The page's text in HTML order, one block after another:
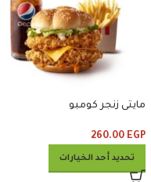
مايتى زنجر كومبو
260.00 EGP
تحديد أحد الخيارات